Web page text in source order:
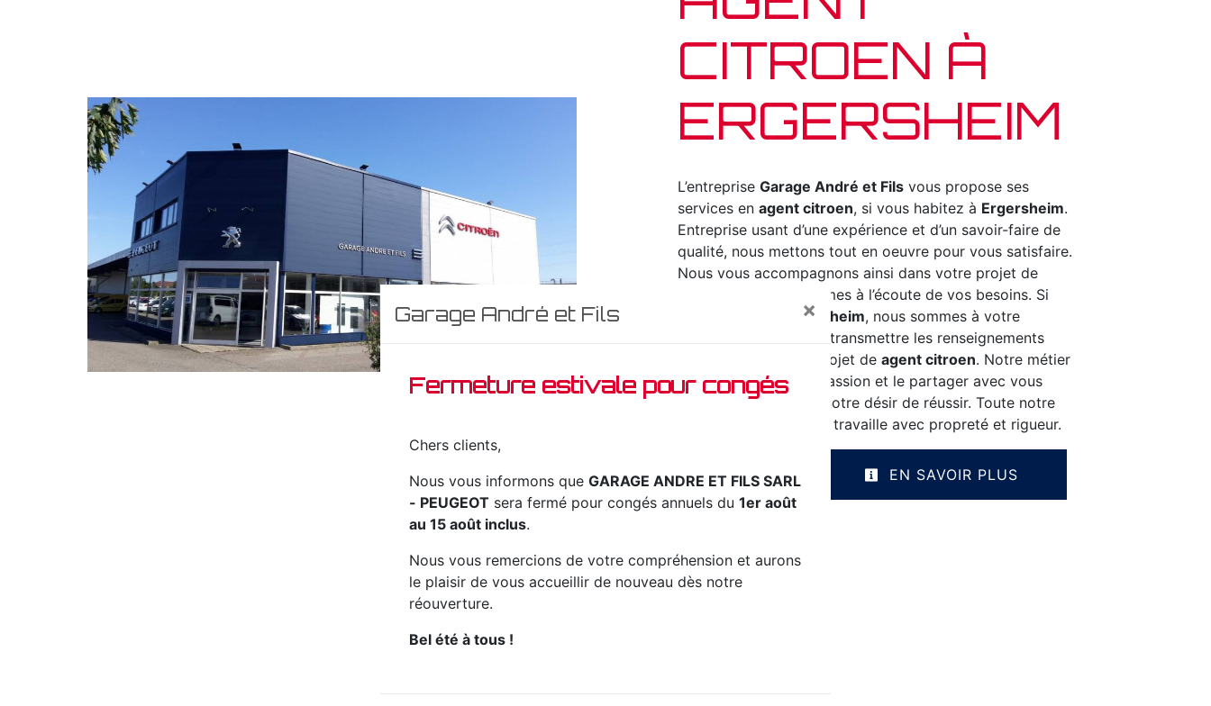
Garage André et Fils ×
Fermeture estivale pour congés
Chers clients,
Nous vous informons que GARAGE ANDRE ET FILS SARL
- PEUGEOT sera fermé pour congés annuels du 1er août
au 15 août inclus.
Nous vous remercions de votre compréhension et aurons
le plaisir de vous accueillir de nouveau dès notre
réouverture.
Bel été à tous !
CITROEN À
ERGERSHEIM
L’entreprise Garage André et Fils vous propose ses
services en agent citroen, si vous habitez à Ergersheim.
Entreprise usant d’une expérience et d’un savoir-faire de
qualité, nous mettons tout en oeuvre pour vous satisfaire.
Nous vous accompagnons ainsi dans votre projet de
et sommes à l’écoute de vos besoins. Si
Ergersheim, nous sommes à votre
disposition pour vous transmettre les renseignements
nécessaires à votre projet de agent citroen. Notre métier
est avant tout notre passion et le partager avec vous
renforce encore plus notre désir de réussir. Toute notre
équipe est qualifiée et travaille avec propreté et rigueur.
EN SAVOIR PLUS